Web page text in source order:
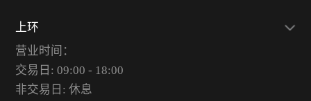
上环
营业时间：
交易日: 09:00 - 18:00
非交易日: 休息